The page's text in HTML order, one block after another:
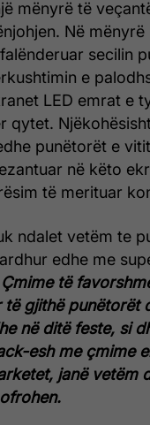
mënyrë të
Në mënyrë
secilin
e
LED emrat e
qytet.
punëtorët e
në këto
të merituar
ndalet vetëm te
edhe me
Çmime të
të gjithë punëtorët
në ditë feste, si
esh me çmime
janë vetëm